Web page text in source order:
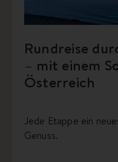
Rundreise
– mit einem
Österreich
Jede Etappe ein
Genuss.